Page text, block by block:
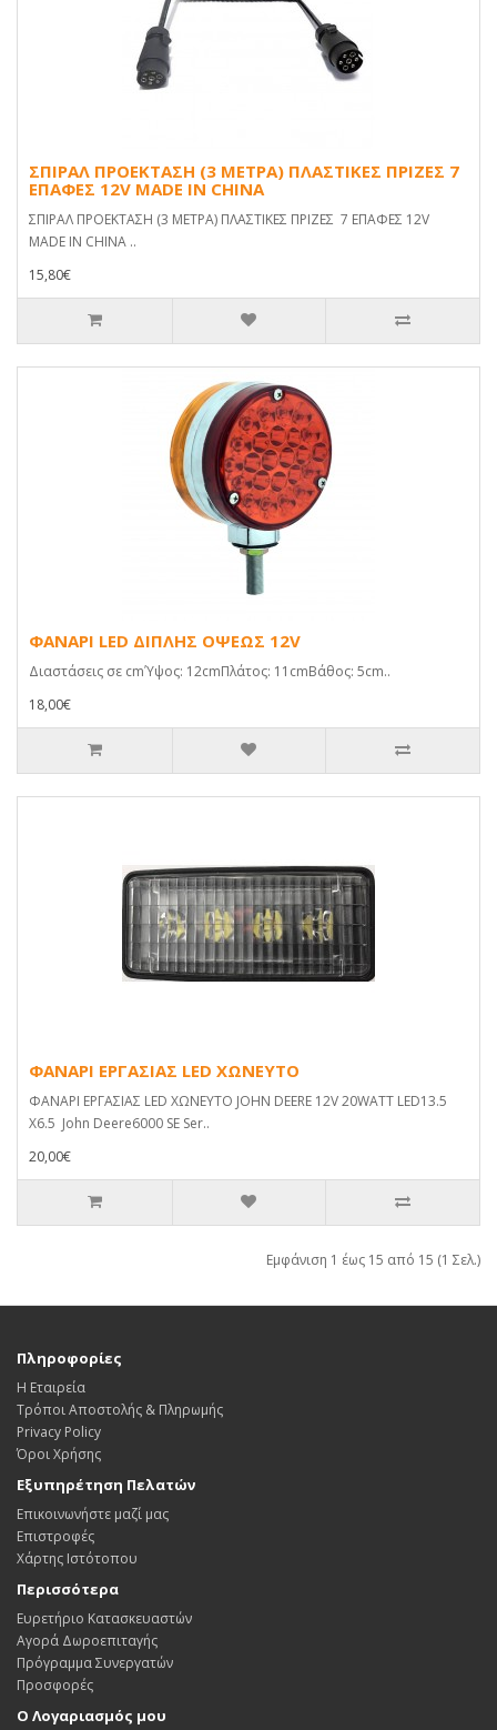
ΣΠΙΡΑΛ ΠΡΟΕΚΤΑΣΗ (3 ΜΕΤΡΑ) ΠΛΑΣΤΙΚΕΣ ΠΡΙΖΕΣ 7
ΕΠΑΦΕΣ 12V MADE IN CHINA
ΣΠΙΡΑΛ ΠΡΟΕΚΤΑΣΗ (3 ΜΕΤΡΑ) ΠΛΑΣΤΙΚΕΣ ΠΡΙΖΕΣ 7 ΕΠΑΦΕΣ 12V
MADE IN CHINA ..
15,80€
ΦΑΝΑΡΙ LED ΔΙΠΛΗΣ ΟΨΕΩΣ 12V
Διαστάσεις σε cmΎψος: 12cmΠλάτος: 11cmΒάθος: 5cm..
18,00€
ΦΑΝΑΡΙ ΕΡΓΑΣΙΑΣ LED ΧΩΝΕΥΤΟ
ΦΑΝΑΡΙ ΕΡΓΑΣΙΑΣ LED ΧΩΝΕΥΤΟ JOHN DEERE 12V 20WATT LED13.5
X6.5 John Deere6000 SE Ser..
20,00€
Εμφάνιση 1 έως 15 από 15 (1 Σελ.)
Πληροφορίες
Η Εταιρεία
Τρόποι Αποστολής & Πληρωμής
Privacy Policy
Όροι Χρήσης
Εξυπηρέτηση Πελατών
Επικοινωνήστε μαζί μας
Επιστροφές
Χάρτης Ιστότοπου
Περισσότερα
Ευρετήριο Κατασκευαστών
Αγορά Δωροεπιταγής
Πρόγραμμα Συνεργατών
Προσφορές
Ο Λογαριασμός μου